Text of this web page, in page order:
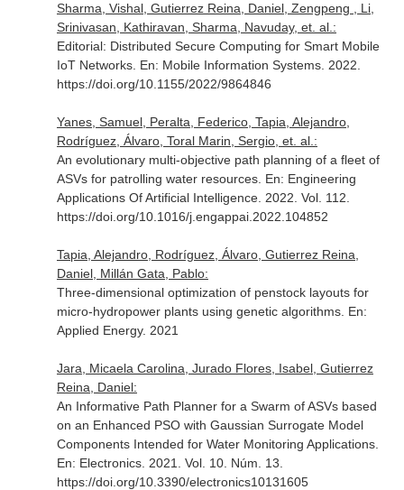
Sharma, Vishal, Gutierrez Reina, Daniel, Zengpeng , Li,
Srinivasan, Kathiravan, Sharma, Navuday, et. al.:
Editorial: Distributed Secure Computing for Smart Mobile
IoT Networks. En: Mobile Information Systems. 2022.
https://doi.org/10.1155/2022/9864846
Yanes, Samuel, Peralta, Federico, Tapia, Alejandro,
Rodríguez, Álvaro, Toral Marin, Sergio, et. al.:
An evolutionary multi-objective path planning of a fleet of
ASVs for patrolling water resources. En: Engineering
Applications Of Artificial Intelligence. 2022. Vol. 112.
https://doi.org/10.1016/j.engappai.2022.104852
Tapia, Alejandro, Rodríguez, Álvaro, Gutierrez Reina,
Daniel, Millán Gata, Pablo:
Three-dimensional optimization of penstock layouts for
micro-hydropower plants using genetic algorithms. En:
Applied Energy. 2021
Jara, Micaela Carolina, Jurado Flores, Isabel, Gutierrez
Reina, Daniel:
An Informative Path Planner for a Swarm of ASVs based
on an Enhanced PSO with Gaussian Surrogate Model
Components Intended for Water Monitoring Applications.
En: Electronics. 2021. Vol. 10. Núm. 13.
https://doi.org/10.3390/electronics10131605